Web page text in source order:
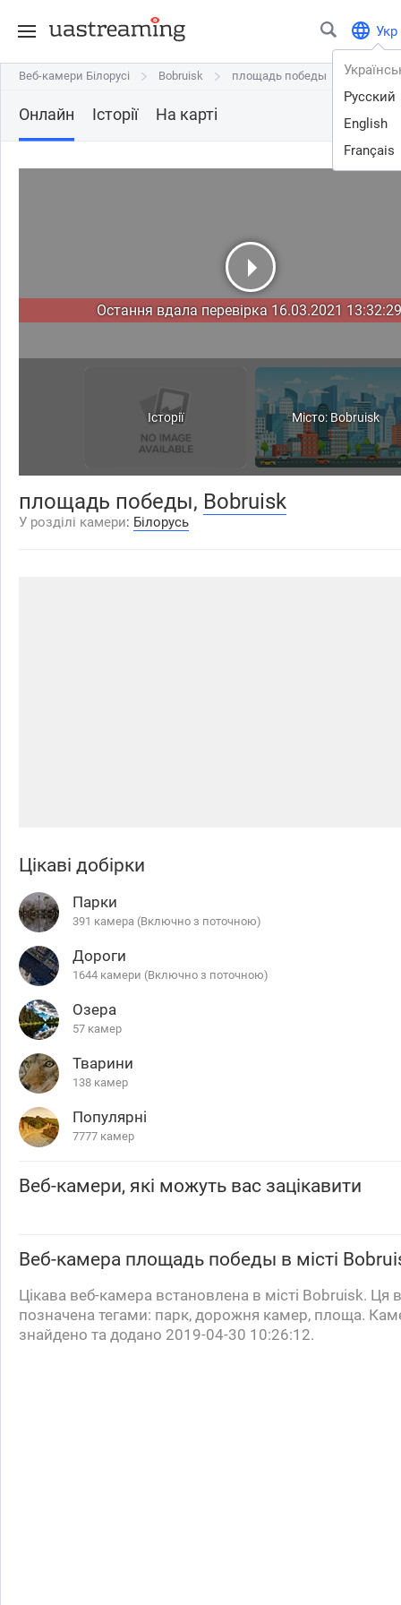
Укр
Русский
English
Français
Веб-камери Білорусі Bobruisk площадь победы
Веб-камери Білорусі Bobruisk площадь победы
Онлайн Історії На карті
Остання вдала перевірка 16.03.2021
Історії Місто: Bobruisk
площадь победы, Bobruisk
У розділі камери: Білорусь
Цікаві добірки
Парки
391 камера (Включно з поточною)
Дороги
1644 камери (Включно з поточною)
Озера
57 камер
Тварини
138 камер
Популярні
7777 камер
Веб-камери, які можуть вас зацікавити
Веб-камера площадь победы в місті
Цікава веб-камера встановлена ​​в місті Bobruisk. Ця
позначена тегами: парк, дорожня камер, площа.
знайдено та додано 2019-04-30 10:26:12.